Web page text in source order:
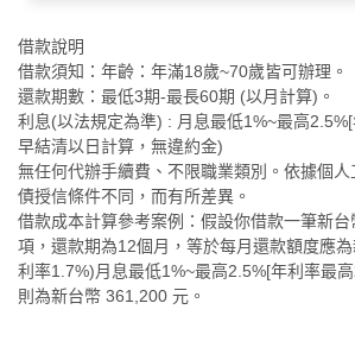
借款說明
借款須知：年齡：年滿18歲~70歲皆可辦理。
還款期數：最低3期-最長60期 (以月計算)。
利息(以法規定為準) : 月息最低1%~最高
早結清以日計算，無違約金)
無任何代辦手續費、不限職業類別。依據個人
債授信條件不同，而有所差異。
借款成本計算參考案例：假設你借款一筆新
項，還款期為12個月，等於每月還款額度應
利率1.7%)月息最低1%~最高2.5%[年利率最
則為新台幣 361,200 元。